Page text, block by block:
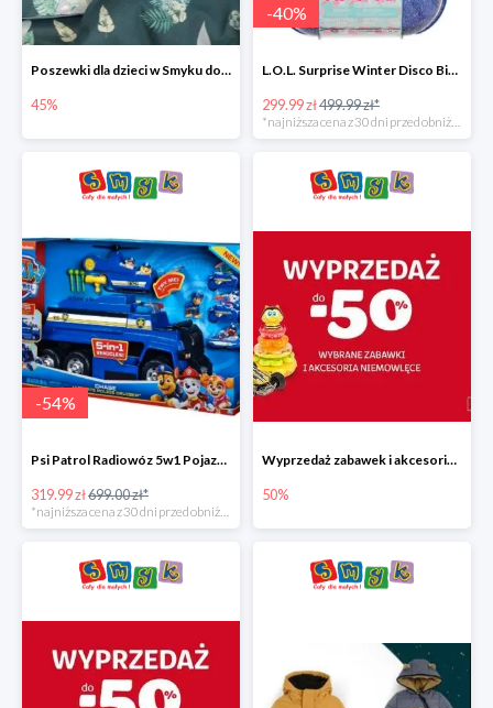
Poszewki dla dzieci w Smyku do -45%
45%
-40%
L.O.L. Surprise Winter Disco Bigger Surprise Zestaw laleczek w walizce -40%
299.99 zł499.99 zł*
-54%
Psi Patrol Radiowóz 5w1 Pojazd ratunkowy z figurką Chase'a
319.99 zł699.00 zł*
Wyprzedaż zabawek i akcesoriów niemowlęcych w Smyku do -50%
50%